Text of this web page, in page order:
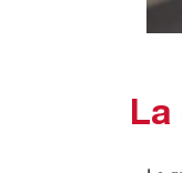
La